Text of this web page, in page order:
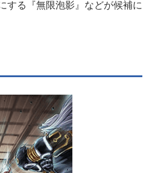
する『無限泡影』などが候補に